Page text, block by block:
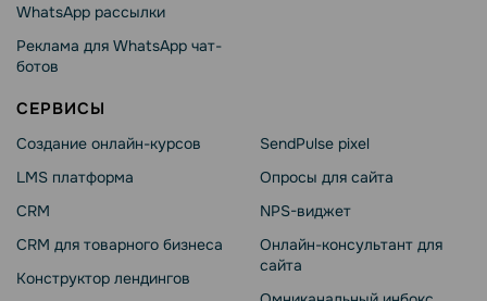
WhatsApp рассылки
Реклама для WhatsApp чат-
ботов
СЕРВИСЫ
Создание онлайн-курсов
LMS платформа
CRM
CRM для товарного бизнеса
Конструктор лендингов
SendPulse pixel
Опросы для сайта
NPS-виджет
Онлайн-консультант для
сайта